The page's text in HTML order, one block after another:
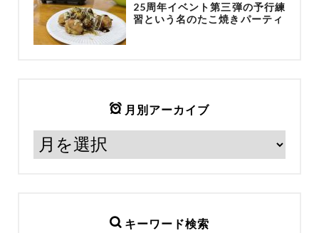
25周年イベント第三弾の予行練
習という名のたこ焼きパーティ
月別アーカイブ
キーワード検索